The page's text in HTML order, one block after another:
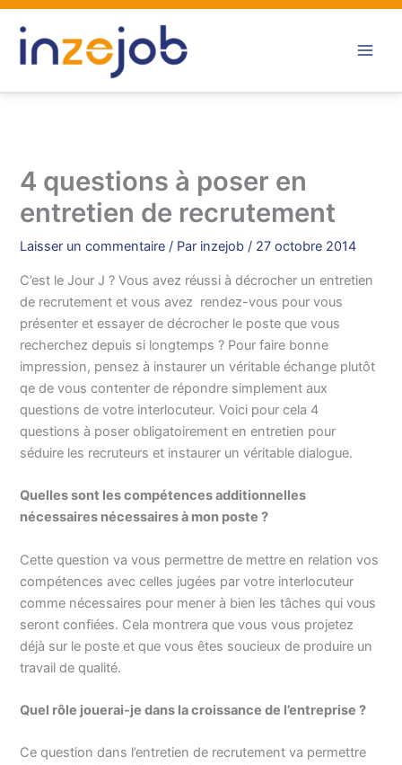
Aller
contenu
4 questions à poser en
entretien de recrutement
Laisser un commentaire / Par inzejob/ 27 octobre 2014
C’est le Jour J ? Vous avez réussi à décrocher un entretien
de recrutement et vous avez rendez-vous pour vous
présenter et essayer de décrocher le poste que vous
recherchez depuis si longtemps ? Pour faire bonne
impression, pensez à instaurer un véritable échange plutôt
qe de vous contenter de répondre simplement aux
questions de votre interlocuteur. Voici pour cela 4
questions à poser obligatoirement en entretien pour
séduire les recruteurs et instaurer un véritable dialogue.
Quelles sont les compétences additionnelles
nécessaires nécessaires à mon poste ?
Cette question va vous permettre de mettre en relation vos
compétences avec celles jugées par votre interlocuteur
comme nécessaires pour mener à bien les tâches qui vous
seront confiées. Cela montrera que vous vous projetez
déjà sur le poste et que vous êtes soucieux de produire un
travail de qualité.
Quel rôle jouerai-je dans la croissance de l’entreprise ?
Ce question dans l’entretien de recrutement va permettre